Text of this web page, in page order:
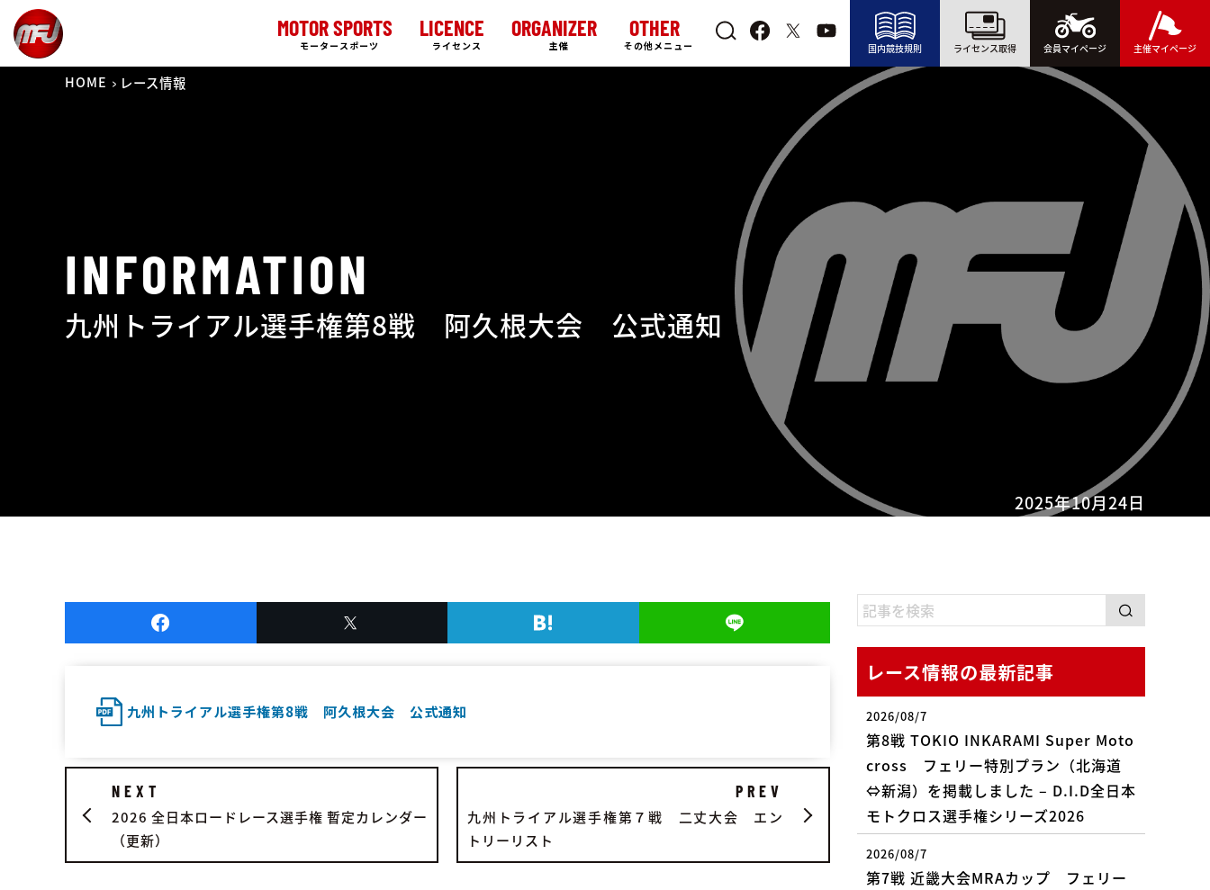
MOTOR SPORTS
モータースポーツ
LICENCE
ライセンス
ORGANIZER
主催
OTHER
その他メニュー 国内競技規則 ライセンス取得 会員マイページ 主催マイページ
HOME レース情報
INFORMATION
九州トライアル選手権第8戦 阿久根大会 公式通知
2025年10月24日
九州トライアル選手権第8戦 阿久根大会 公式通知
NEXT
2026 全日本ロードレース選手権 暫定カレンダー
（更新）
PREV
九州トライアル選手権第７戦 二丈大会 エン
トリーリスト
レース情報の最新記事
2026/08/7
第8戦 TOKIO INKARAMI Super Moto
cross フェリー特別プラン（北海道
⇔新潟）を掲載しました – D.I.D全日本
モトクロス選手権シリーズ2026
2026/08/7
第7戦 近畿大会MRAカップ フェリー